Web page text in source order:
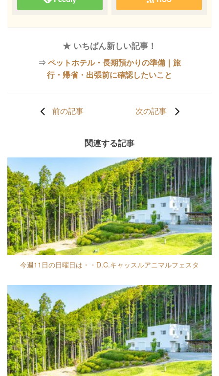
★ いちばん新しい記事！
⇒ ペットホテル・長期預かりの準備｜旅
行・帰省・出張前に確認したいこと
前の記事 次の記事
関連する記事
今週11日の日曜日は・・D.C.キャッスルアニマルフェスタ